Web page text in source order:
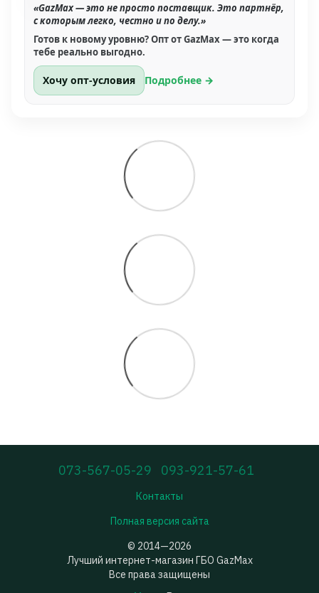
«GazMax — это не просто поставщик. Это партнёр,
с которым легко, честно и по делу.»
Готов к новому уровню? Опт от GazMax — это когда
тебе реально выгодно.
Хочу опт-условия Подробнее →
073-567-05-29 093-921-57-61
Контакты
Полная версия сайта
© 2014—2026
Лучший интернет-магазин ГБО GazMax
Все права защищены